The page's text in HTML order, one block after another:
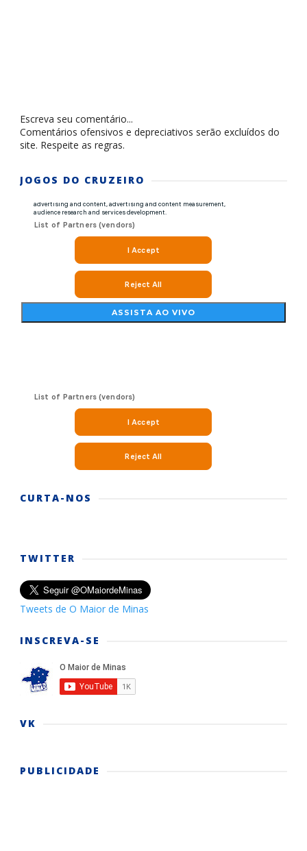
Escreva seu comentário...
Comentários ofensivos e depreciativos serão excluídos do
site. Respeite as regras.
JOGOS DO CRUZEIRO
CURTA-NOS
TWITTER
Tweets de O Maior de Minas
INSCREVA-SE
VK
PUBLICIDADE